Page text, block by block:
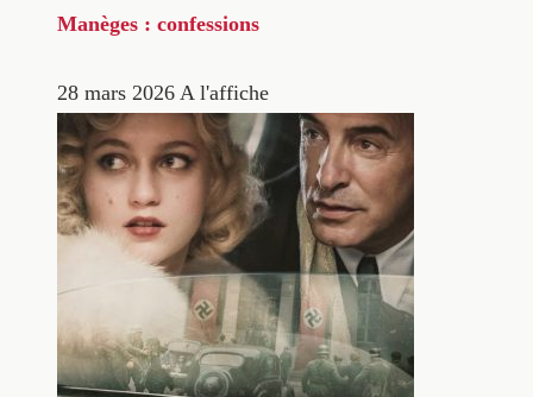
Manèges : confessions
28 mars 2026 A l'affiche